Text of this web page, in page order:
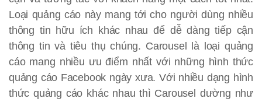
Loại quảng cáo này mang tới cho người dùng nhiều
thông tin hữu ích khác nhau để dễ dàng tiếp cận
thông tin và tiêu thụ chúng. Carousel là loại quảng
cáo mang nhiều ưu điểm nhất với những hình thức
quảng cáo Facebook ngày xưa. Với nhiều dạng hình
thức quảng cáo khác nhau thì Carousel dường như